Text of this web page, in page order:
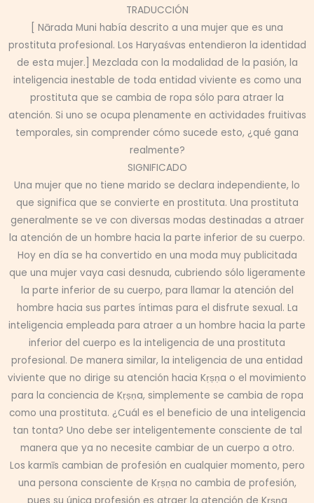
TRADUCCIÓN
[ Nārada Muni había descrito a una mujer que es una
prostituta profesional. Los Haryaśvas entendieron la identidad
de esta mujer.] Mezclada con la modalidad de la pasión, la
inteligencia inestable de toda entidad viviente es como una
prostituta que se cambia de ropa sólo para atraer la
atención. Si uno se ocupa plenamente en actividades fruitivas
temporales, sin comprender cómo sucede esto, ¿qué gana
realmente?
SIGNIFICADO
Una mujer que no tiene marido se declara independiente, lo
que significa que se convierte en prostituta. Una prostituta
generalmente se ve con diversas modas destinadas a atraer
la atención de un hombre hacia la parte inferior de su cuerpo.
Hoy en día se ha convertido en una moda muy publicitada
que una mujer vaya casi desnuda, cubriendo sólo ligeramente
la parte inferior de su cuerpo, para llamar la atención del
hombre hacia sus partes íntimas para el disfrute sexual. La
inteligencia empleada para atraer a un hombre hacia la parte
inferior del cuerpo es la inteligencia de una prostituta
profesional. De manera similar, la inteligencia de una entidad
viviente que no dirige su atención hacia Kṛṣṇa o el movimiento
para la conciencia de Kṛṣṇa, simplemente se cambia de ropa
como una prostituta. ¿Cuál es el beneficio de una inteligencia
tan tonta? Uno debe ser inteligentemente consciente de tal
manera que ya no necesite cambiar de un cuerpo a otro.
Los karmīs cambian de profesión en cualquier momento, pero
una persona consciente de Kṛṣṇa no cambia de profesión,